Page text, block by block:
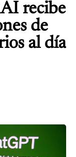
recibe
de
al día